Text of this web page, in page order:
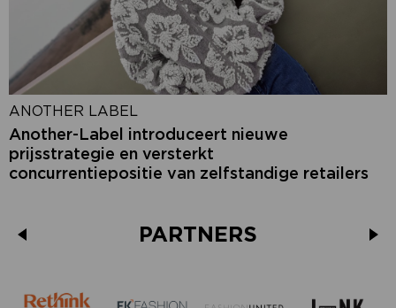
ANOTHER LABEL
Another-Label introduceert nieuwe
prijsstrategie en versterkt
concurrentiepositie van zelfstandige retailers
PARTNERS